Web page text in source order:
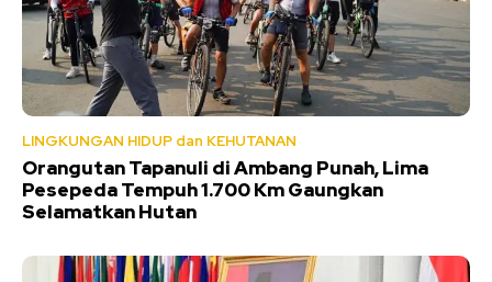
LINGKUNGAN HIDUP dan KEHUTANAN
Orangutan Tapanuli di Ambang Punah, Lima
Pesepeda Tempuh 1.700 Km Gaungkan
Selamatkan Hutan